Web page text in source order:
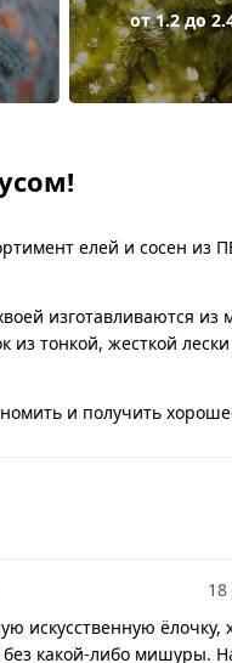
от 1.2 до
елей и сосен из
изготавливаются из
из тонкой, жесткой
и получить
18
искусственную ёлочку,
какой-либо мишуры.